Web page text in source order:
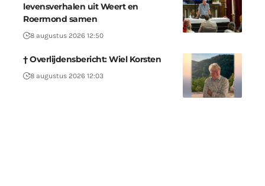
levensverhalen uit Weert en
Roermond samen
8 augustus 2026 12:50
† Overlijdensbericht: Wiel Korsten
8 augustus 2026 12:03